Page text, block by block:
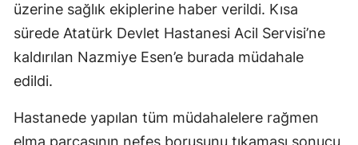
üzerine sağlık ekiplerine haber verildi. Kısa
sürede Atatürk Devlet Hastanesi Acil Servisi’ne
kaldırılan Nazmiye Esen’e burada müdahale
edildi.
Hastanede yapılan tüm müdahalelere rağmen
elma parçasının nefes borusunu tıkaması sonucu